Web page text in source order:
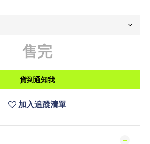
售完
貨到通知我
加入追蹤清單